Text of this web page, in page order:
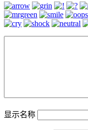
显示名称